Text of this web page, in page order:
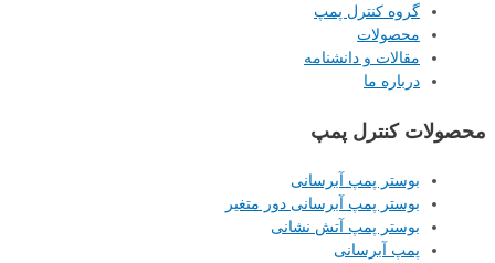
گروه کنترل پمپ
محصولات
مقالات و دانشنامه
درباره ما
محصولات کنترل پمپ
بوستر پمپ آبرسانی
بوستر پمپ آبرسانی دور متغیر
بوستر پمپ آتش نشانی
پمپ آبرسانی